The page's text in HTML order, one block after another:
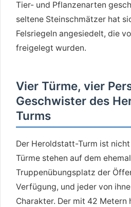
Tier- und Pflanzenarten
seltene Steinschmätzer hat
Felsriegeln angesiedelt, die
freigelegt wurden.
Vier Türme, vier
Geschwister des
Turms
Der Heroldstatt-Turm ist
Türme stehen auf dem
Truppenübungsplatz der
Verfügung, und jeder von
Charakter. Der mit 42 Metern